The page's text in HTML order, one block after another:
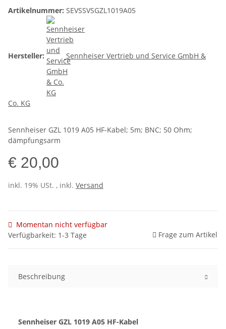
Artikelnummer: SEVSSVSGZL1019A05
Hersteller: Sennheiser Vertrieb und Service GmbH &
Co. KG
Sennheiser GZL 1019 A05 HF-Kabel; 5m; BNC; 50 Ohm;
dämpfungsarm
€ 20,00
inkl. 19% USt. , inkl. Versand
Momentan nicht verfügbar
Verfügbarkeit: 1-3 Tage
Frage zum Artikel
Beschreibung
Sennheiser GZL 1019 A05 HF-Kabel